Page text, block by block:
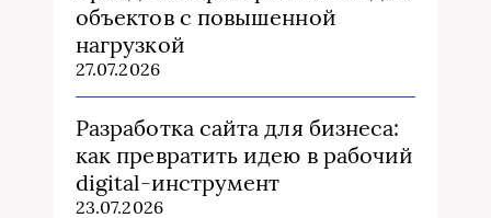
объектов с повышенной
нагрузкой
27.07.2026
Разработка сайта для бизнеса:
как превратить идею в рабочий
digital-инструмент
23.07.2026